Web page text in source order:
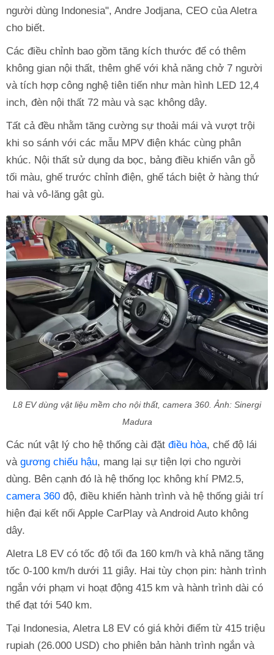
người dùng Indonesia", Andre Jodjana, CEO của Aletra
cho biết.
Các điều chỉnh bao gồm tăng kích thước để có thêm
không gian nội thất, thêm ghế với khả năng chở 7 người
và tích hợp công nghệ tiên tiến như màn hình LED 12,4
inch, đèn nội thất 72 màu và sạc không dây.
Tất cả đều nhằm tăng cường sự thoải mái và vượt trội
khi so sánh với các mẫu MPV điện khác cùng phân
khúc. Nội thất sử dụng da bọc, bảng điều khiển vân gỗ
tối màu, ghế trước chỉnh điện, ghế tách biệt ở hàng thứ
hai và vô-lăng gật gù.
L8 EV dùng vật liệu mềm cho nội thất, camera 360. Ảnh: Sinergi
Madura
Các nút vật lý cho hệ thống cài đặt điều hòa, chế độ lái
và gương chiếu hậu, mang lại sự tiện lợi cho người
dùng. Bên cạnh đó là hệ thống lọc không khí PM2.5,
camera 360 độ, điều khiển hành trình và hệ thống giải trí
hiện đại kết nối Apple CarPlay và Android Auto không
dây.
Aletra L8 EV có tốc độ tối đa 160 km/h và khả năng tăng
tốc 0-100 km/h dưới 11 giây. Hai tùy chọn pin: hành trình
ngắn với phạm vi hoạt động 415 km và hành trình dài có
thể đạt tới 540 km.
Tại Indonesia, Aletra L8 EV có giá khởi điểm từ 415 triệu
rupiah (26.000 USD) cho phiên bản hành trình ngắn và